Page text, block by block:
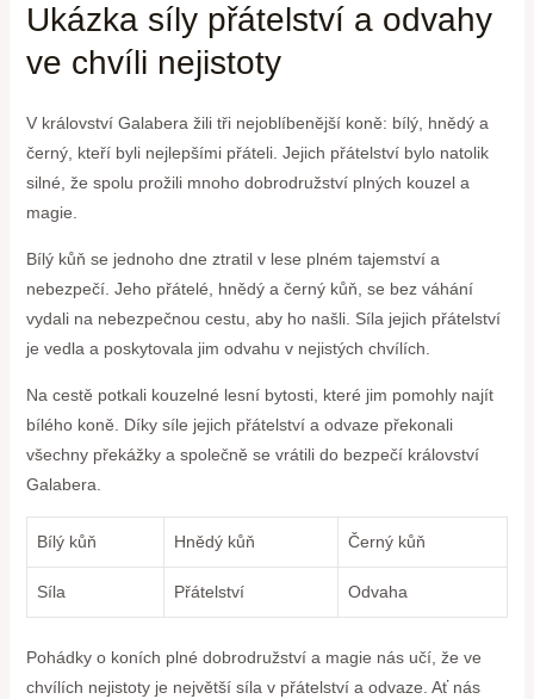
Ukázka síly přátelství a odvahy
ve chvíli nejistoty
V království Galabera žili tři nejoblíbenější koně: bílý, hnědý a
černý, kteří byli nejlepšími přáteli. Jejich přátelství bylo natolik
silné, že spolu prožili mnoho dobrodružství plných kouzel a
magie.
Bílý kůň se jednoho dne ztratil v lese plném tajemství a
nebezpečí. Jeho přátelé, hnědý a černý kůň, se bez váhání
vydali na nebezpečnou cestu, aby ho našli. Síla jejich přátelství
je vedla a poskytovala jim odvahu v nejistých chvílích.
Na cestě potkali kouzelné lesní bytosti, které jim pomohly najít
bílého koně. Díky síle jejich přátelství a odvaze překonali
všechny překážky a společně se vrátili do bezpečí království
Galabera.
Bílý kůň Hnědý kůň Černý kůň
Síla Přátelství Odvaha
Pohádky o koních plné dobrodružství a magie nás učí, že ve
chvílích nejistoty je největší síla v přátelství a odvaze. Ať nás